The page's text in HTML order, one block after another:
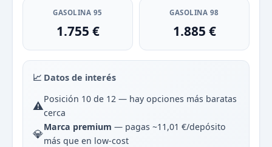
GASOLINA 95
1.755 €
GASOLINA 98
1.885 €
📈 Datos de interés
⚠️Posición 10 de 12 — hay opciones más baratas
cerca
💎Marca premium — pagas ~11,01 €/depósito
más que en low-cost